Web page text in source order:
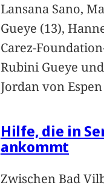
Lansana Sano,
Gueye (13),
Carez-
Rubini Gueye
Jordan von
Hilfe, die in
ankommt
Zwischen Bad